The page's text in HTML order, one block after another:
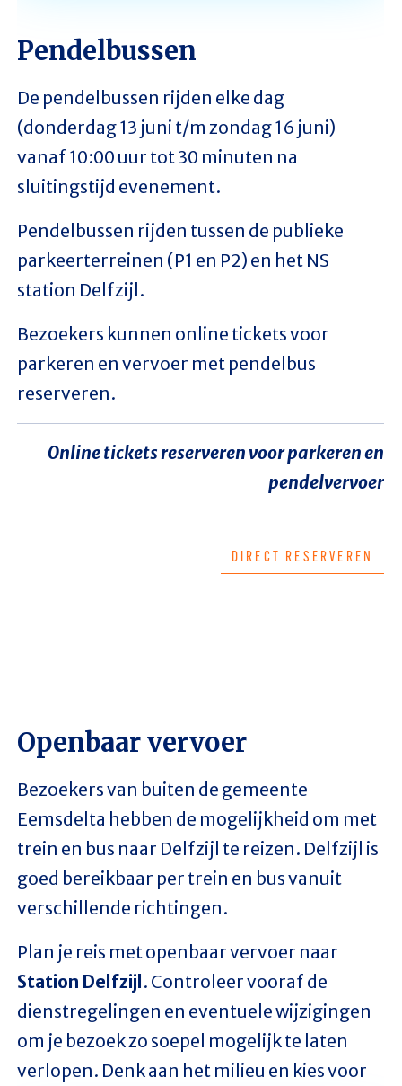
Pendelbussen
De pendelbussen rijden elke dag
(donderdag 13 juni t/m zondag 16 juni)
vanaf 10:00 uur tot 30 minuten na
sluitingstijd evenement.
Pendelbussen rijden tussen de publieke
parkeerterreinen (P1 en P2) en het NS
station Delfzijl.
Bezoekers kunnen online tickets voor
parkeren en vervoer met pendelbus
reserveren.
Online tickets reserveren voor parkeren en
pendelvervoer
DIRECT RESERVEREN
Openbaar vervoer
Bezoekers van buiten de gemeente
Eemsdelta hebben de mogelijkheid om met
trein en bus naar Delfzijl te reizen. Delfzijl is
goed bereikbaar per trein en bus vanuit
verschillende richtingen.
Plan je reis met openbaar vervoer naar
Station Delfzijl . Controleer vooraf de
dienstregelingen en eventuele wijzigingen
om je bezoek zo soepel mogelijk te laten
verlopen. Denk aan het milieu en kies voor